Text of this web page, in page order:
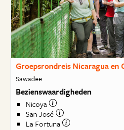
Groepsrondreis Nicaragua en
Sawadee
Bezienswaardigheden
Nicoya
San José
La Fortuna